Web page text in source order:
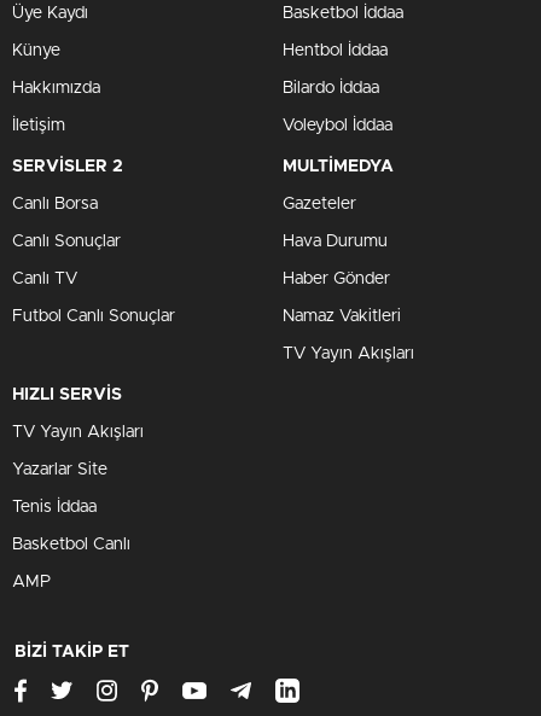
Üye Kaydı
Künye
Hakkımızda
İletişim
Basketbol İddaa
Hentbol İddaa
Bilardo İddaa
Voleybol İddaa
SERVİSLER 2
Canlı Borsa
Canlı Sonuçlar
Canlı TV
Futbol Canlı Sonuçlar
MULTİMEDYA
Gazeteler
Hava Durumu
Haber Gönder
Namaz Vakitleri
TV Yayın Akışları
HIZLI SERVİS
TV Yayın Akışları
Yazarlar Site
Tenis İddaa
Basketbol Canlı
AMP
BİZİ TAKİP ET